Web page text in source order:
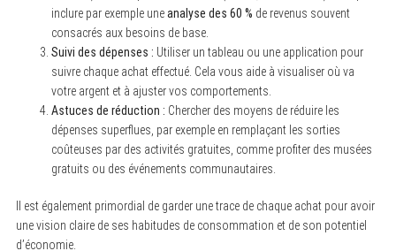
inclure par exemple uneanalyse des 60 % de revenus souvent
consacrés aux besoins de base.
Suivi des dépenses : Utiliser un tableau ou une application pour
suivre chaque achat effectué. Cela vous aide à visualiser où va
votre argent et à ajuster vos comportements.
Astuces de réduction : Chercher des moyens de réduire les
dépenses superflues, par exemple en remplaçant les sorties
coûteuses par des activités gratuites, comme profiter des musées
gratuits ou des événements communautaires.
Il est également primordial de garder une trace de chaque achat pour avoir
une vision claire de ses habitudes de consommation et de son potentiel
d’économie.